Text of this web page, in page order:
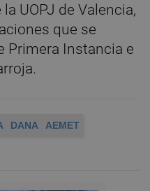
UOPJ de Valencia,
que se
Primera Instancia e
DANA
AEMET